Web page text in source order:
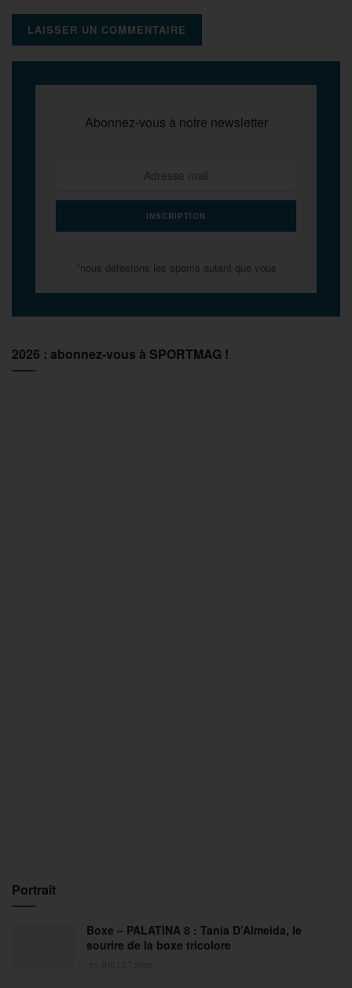
Abonnez-vous à notre newsletter
*nous détestons les spams autant que vous
2026 : abonnez-vous à SPORTMAG !
Portrait
Boxe – PALATINA 8 : Tania D’Almeida, le
sourire de la boxe tricolore